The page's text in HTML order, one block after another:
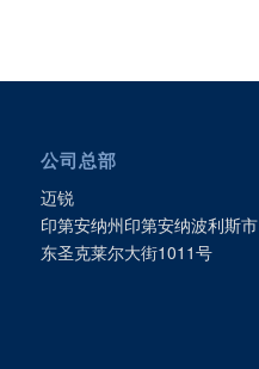
公司总部
迈锐
印第安纳州印第安纳波利斯市
东圣克莱尔大街1011号